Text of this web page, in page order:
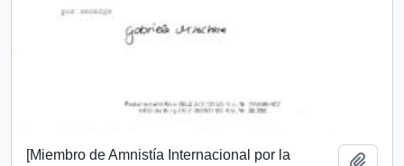
[Miembro de Amnistía Internacional por la